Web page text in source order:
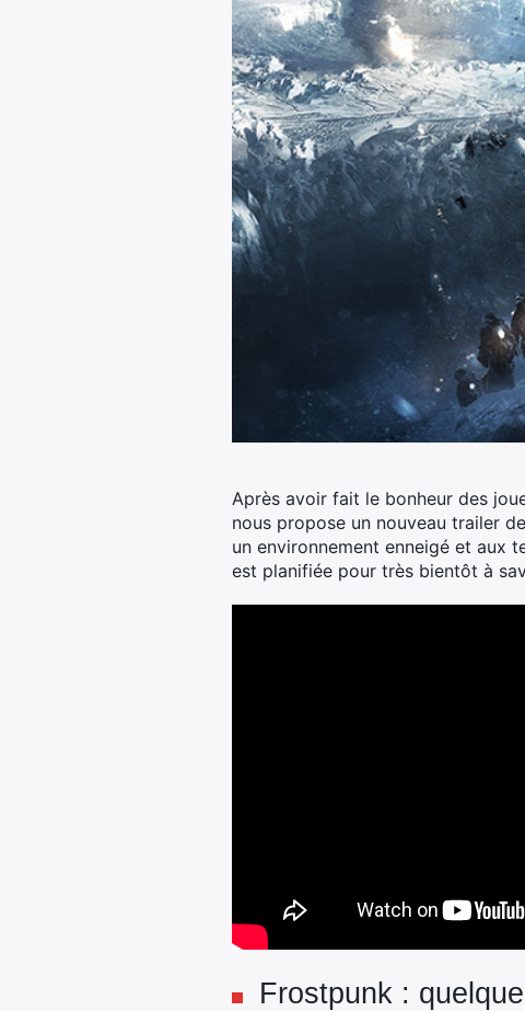
Après avoir fait le bonheur des
nous propose un nouveau trailer
un environnement enneigé et aux
est planifiée pour très bientôt à
Frostpunk :